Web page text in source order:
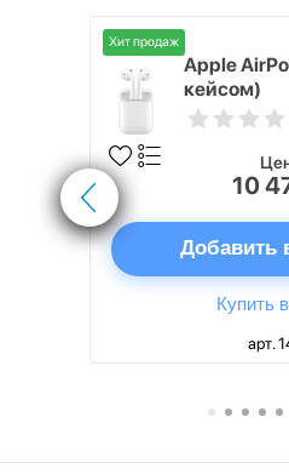
Хит продаж
Apple
кейсом)
10
Добавить
Купить
арт.